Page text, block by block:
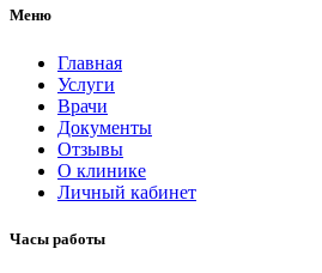
Меню
Главная
Услуги
Врачи
Документы
Отзывы
О клинике
Личный кабинет
Часы работы